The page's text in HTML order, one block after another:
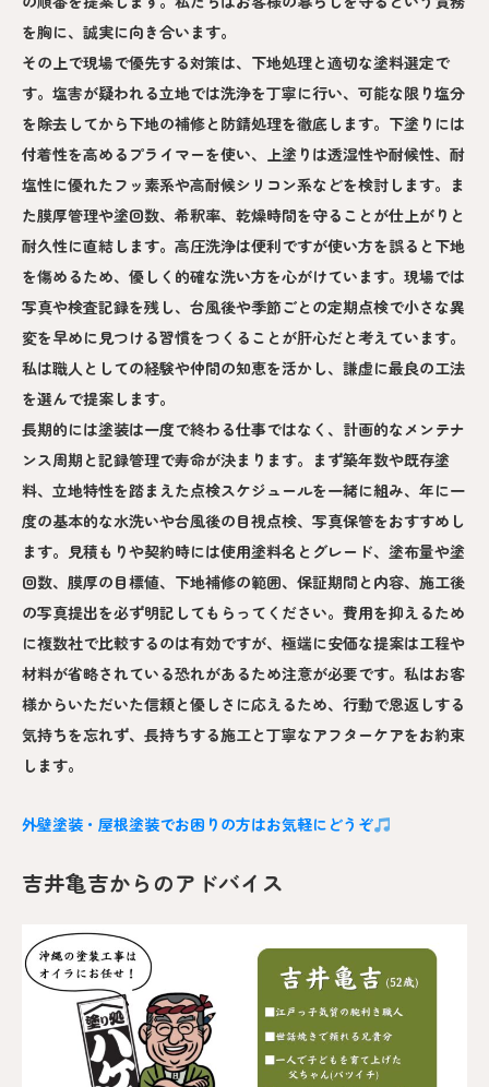
を胸に、誠実に向き合います。
その上で現場で優先する対策は、下地処理と適切な塗料選定で
す。塩害が疑われる立地では洗浄を丁寧に行い、可能な限り塩分
を除去してから下地の補修と防錆処理を徹底します。下塗りには
付着性を高めるプライマーを使い、上塗りは透湿性や耐候性、耐
塩性に優れたフッ素系や高耐候シリコン系などを検討します。ま
た膜厚管理や塗回数、希釈率、乾燥時間を守ることが仕上がりと
耐久性に直結します。高圧洗浄は便利ですが使い方を誤ると下地
を傷めるため、優しく的確な洗い方を心がけています。現場では
写真や検査記録を残し、台風後や季節ごとの定期点検で小さな異
変を早めに見つける習慣をつくることが肝心だと考えています。
私は職人としての経験や仲間の知恵を活かし、謙虚に最良の工法
を選んで提案します。
長期的には塗装は一度で終わる仕事ではなく、計画的なメンテナ
ンス周期と記録管理で寿命が決まります。まず築年数や既存塗
料、立地特性を踏まえた点検スケジュールを一緒に組み、年に一
度の基本的な水洗いや台風後の目視点検、写真保管をおすすめし
ます。見積もりや契約時には使用塗料名とグレード、塗布量や塗
回数、膜厚の目標値、下地補修の範囲、保証期間と内容、施工後
の写真提出を必ず明記してもらってください。費用を抑えるため
に複数社で比較するのは有効ですが、極端に安価な提案は工程や
材料が省略されている恐れがあるため注意が必要です。私はお客
様からいただいた信頼と優しさに応えるため、行動で恩返しする
気持ちを忘れず、長持ちする施工と丁寧なアフターケアをお約束
します。
外壁塗装・屋根塗装でお困りの方はお気軽にどうぞ
吉井亀吉からのアドバイス